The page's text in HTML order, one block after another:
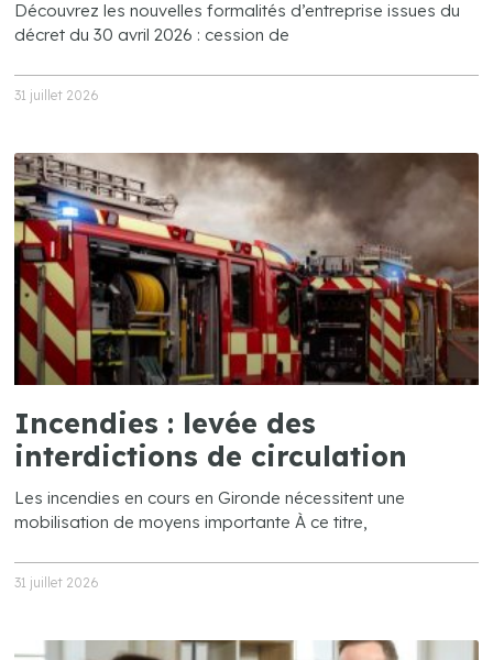
Découvrez les nouvelles formalités d’entreprise issues du
décret du 30 avril 2026 : cession de
31 juillet 2026
Incendies : levée des
interdictions de circulation
Les incendies en cours en Gironde nécessitent une
mobilisation de moyens importante À ce titre,
31 juillet 2026